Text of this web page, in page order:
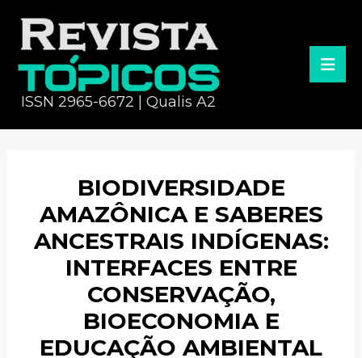
ISSN 2965-6672 | Qualis A2
BIODIVERSIDADE
AMAZÔNICA E SABERES
ANCESTRAIS INDÍGENAS:
INTERFACES ENTRE
CONSERVAÇÃO,
BIOECONOMIA E
EDUCAÇÃO AMBIENTAL